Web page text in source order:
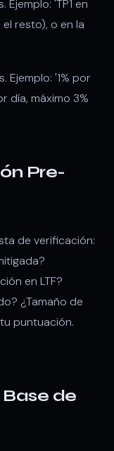
Ejemplo: 'TP1 en
el resto), o en la
Ejemplo: '1% por
día, máximo 3%
Pre-
de verificación:
en LTF?
¿Tamaño de
puntuación.
de